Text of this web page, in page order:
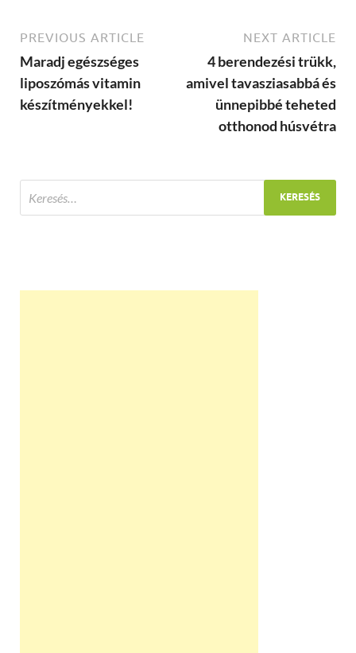
PREVIOUS ARTICLE
Maradj egészséges
liposzómás vitamin
készítményekkel!
NEXT ARTICLE
4 berendezési trükk,
amivel tavasziasabbá és
ünnepibbé teheted
otthonod húsvétra